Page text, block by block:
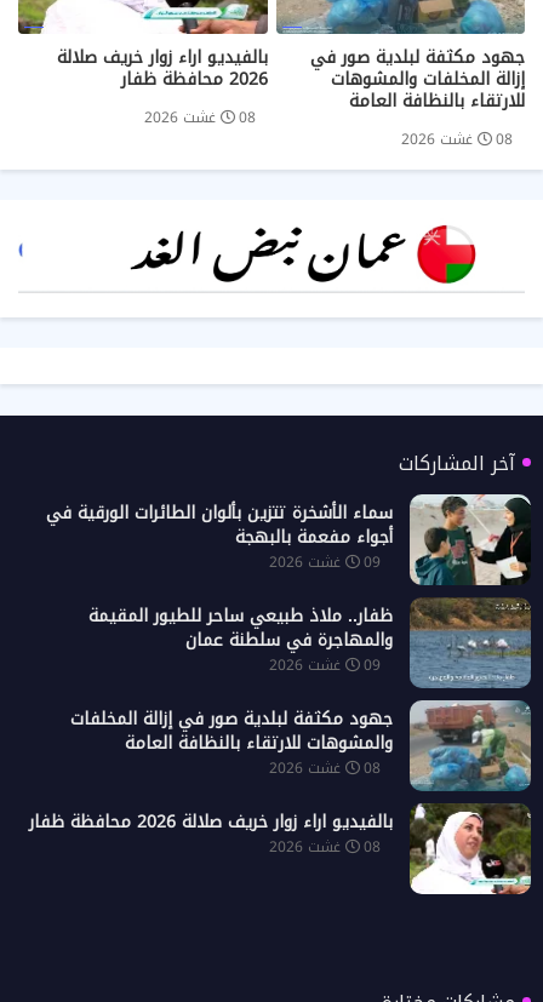
جهود مكثفة لبلدية صور في
إزالة المخلفات والمشوهات
للارتقاء بالنظافة العامة
08 غشت 2026
بالفيديو اراء زوار خريف صلالة
2026 محافظة ظفار
08 غشت 2026
آخر المشاركات
سماء الأشخرة تتزين بألوان الطائرات الورقية في
أجواء مفعمة بالبهجة
09 غشت 2026
ظفار.. ملاذ طبيعي ساحر للطيور المقيمة
والمهاجرة في سلطنة عمان
09 غشت 2026
جهود مكثفة لبلدية صور في إزالة المخلفات
والمشوهات للارتقاء بالنظافة العامة
08 غشت 2026
بالفيديو اراء زوار خريف صلالة 2026 محافظة ظفار
08 غشت 2026